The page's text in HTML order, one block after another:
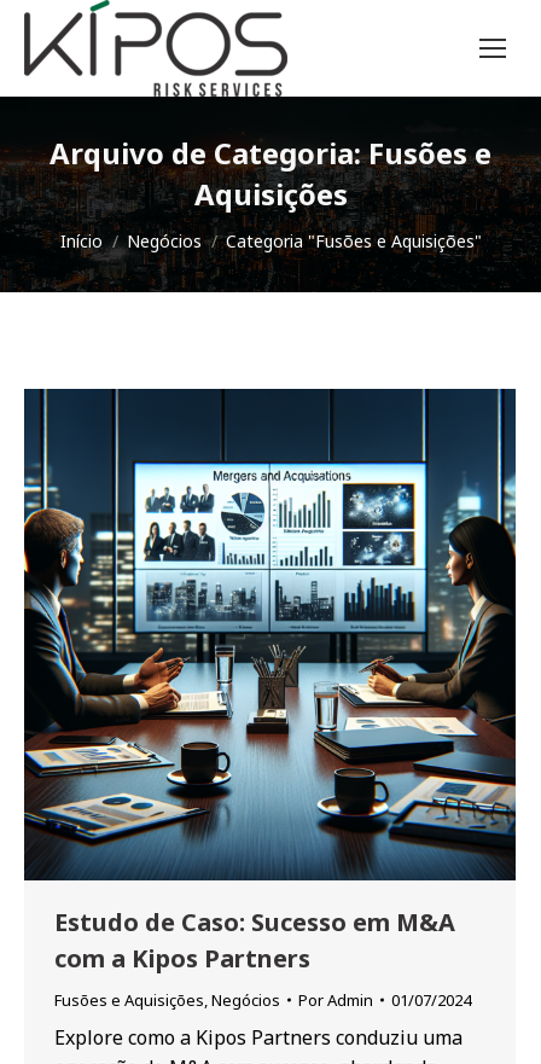
Arquivo de Categoria:Fusões e
Aquisições
Você está aqui:
Início Negócios Categoria "Fusões e Aquisições"
Estudo de Caso: Sucesso em M&A
com a Kipos Partners
Fusões e Aquisições,Negócios PorAdmin 01/07/2024
Explore como a Kipos Partners conduziu uma